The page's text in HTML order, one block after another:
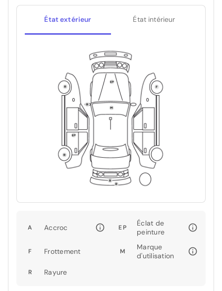
État extérieur État intérieur
A Accroc EP
Éclat de
peinture
F Frottement M
Marque
d'utilisation
R Rayure